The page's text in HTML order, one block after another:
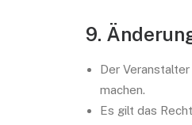
9.
Der
machen.
Es gilt das